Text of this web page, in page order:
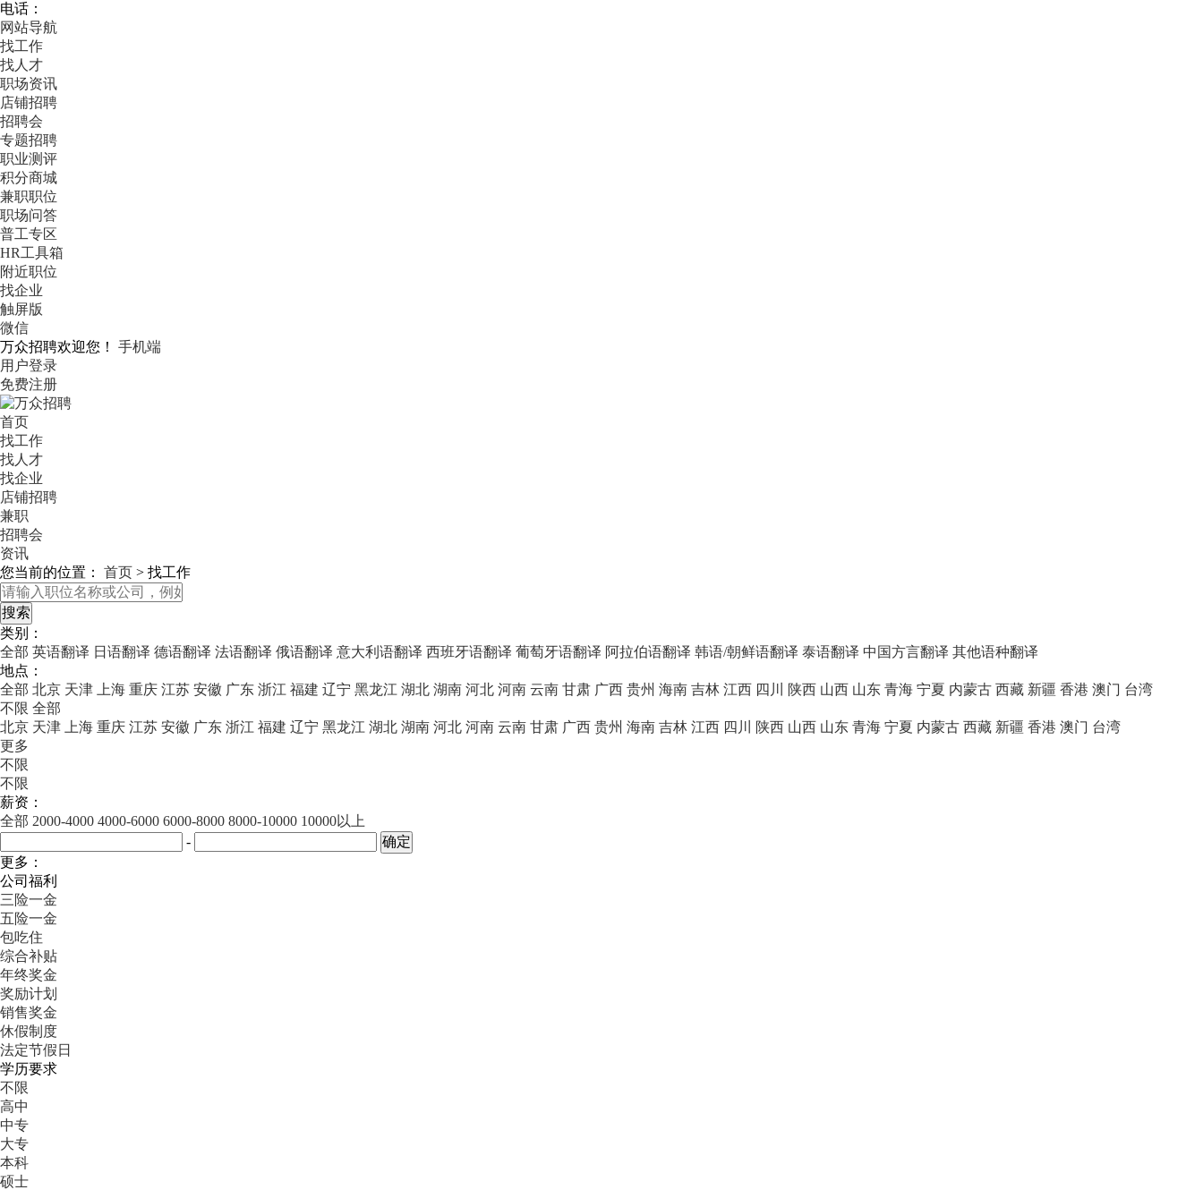
电话：
网站导航
找工作
找人才
职场资讯
店铺招聘
招聘会
专题招聘
职业测评
积分商城
兼职职位
职场问答
普工专区
HR工具箱
附近职位
找企业
触屏版
微信
万众招聘欢迎您！
手机端
用户登录
免费注册
首页
找工作
找人才
找企业
店铺招聘
兼职
招聘会
资讯
您当前的位置： 首页 > 找工作
类别：
全部 英语翻译 日语翻译 德语翻译 法语翻译 俄语翻译 意大利语翻译 西班牙语翻译 葡萄牙语翻译 阿拉伯语翻译 韩语/朝鲜语翻译 泰语翻译 中国方言翻译 其他语种翻译
地点：
全部 北京 天津 上海 重庆 江苏 安徽 广东 浙江 福建 辽宁 黑龙江 湖北 湖南 河北 河南 云南 甘肃 广西 贵州 海南 吉林 江西 四川 陕西 山西 山东 青海 宁夏 内蒙古 西藏 新疆 香港 澳门 台湾
不限 全部
北京 天津 上海 重庆 江苏 安徽 广东 浙江 福建 辽宁 黑龙江 湖北 湖南 河北 河南 云南 甘肃 广西 贵州 海南 吉林 江西 四川 陕西 山西 山东 青海 宁夏 内蒙古 西藏 新疆 香港 澳门 台湾
更多
不限
不限
薪资：
全部 2000-4000 4000-6000 6000-8000 8000-10000 10000以上
-
更多：
公司福利
三险一金
五险一金
包吃住
综合补贴
年终奖金
奖励计划
销售奖金
休假制度
法定节假日
学历要求
不限
高中
中专
大专
本科
硕士